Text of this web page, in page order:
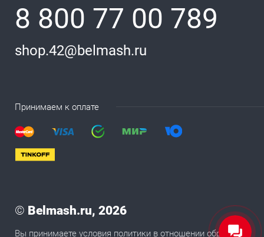
8 800 77 00 789
shop.42@belmash.ru
Принимаем к оплате
© Belmash.ru, 2026
Вы принимаете условия политики в отношении обработки